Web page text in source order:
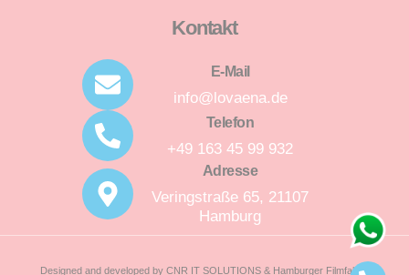
Kontakt
E-Mail
info@lovaena.de
Telefon
+49 163 45 99 932
Adresse
Veringstraße 65, 21107
Hamburg
Designed and developed by CNR IT SOLUTIONS & Hamburger Filmfabrik